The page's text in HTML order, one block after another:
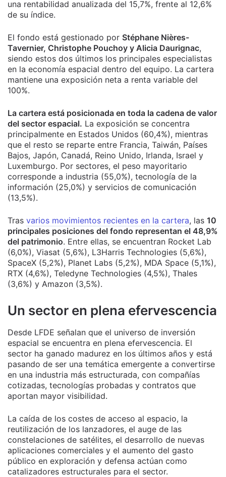
una rentabilidad anualizada del 15,7%, frente al 12,6%
de su índice.
El fondo está gestionado por Stéphane Nières-
Tavernier, Christophe Pouchoy y Alicia Daurignac,
siendo estos dos últimos los principales especialistas
en la economía espacial dentro del equipo. La cartera
mantiene una exposición neta a renta variable del
100%.
La cartera está posicionada en toda la cadena de valor
del sector espacial. La exposición se concentra
principalmente en Estados Unidos (60,4%), mientras
que el resto se reparte entre Francia, Taiwán, Países
Bajos, Japón, Canadá, Reino Unido, Irlanda, Israel y
Luxemburgo. Por sectores, el peso mayoritario
corresponde a industria (55,0%), tecnología de la
información (25,0%) y servicios de comunicación
(13,5%).
Tras varios movimientos recientes en la cartera, las 10
principales posiciones del fondo representan el 48,9%
del patrimonio. Entre ellas, se encuentran Rocket Lab
(6,0%), Viasat (5,6%), L3Harris Technologies (5,6%),
SpaceX (5,2%), Planet Labs (5,2%), MDA Space (5,1%),
RTX (4,6%), Teledyne Technologies (4,5%), Thales
(3,6%) y Amazon (3,5%).
Un sector en plena efervescencia
Desde LFDE señalan que el universo de inversión
espacial se encuentra en plena efervescencia. El
sector ha ganado madurez en los últimos años y está
pasando de ser una temática emergente a convertirse
en una industria más estructurada, con compañías
cotizadas, tecnologías probadas y contratos que
aportan mayor visibilidad.
La caída de los costes de acceso al espacio, la
reutilización de los lanzadores, el auge de las
constelaciones de satélites, el desarrollo de nuevas
aplicaciones comerciales y el aumento del gasto
público en exploración y defensa actúan como
catalizadores estructurales para el sector.